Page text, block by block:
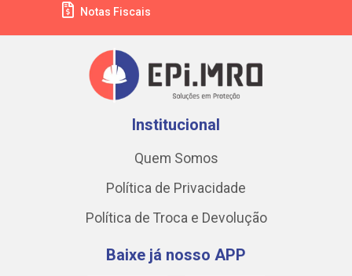
Notas Fiscais
Institucional
Quem Somos
Política de Privacidade
Política de Troca e Devolução
Baixe já nosso APP